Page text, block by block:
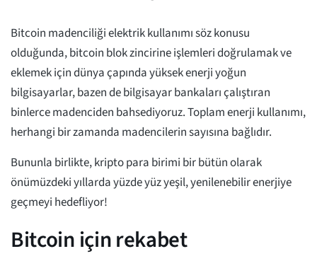
Bitcoin madenciliği elektrik kullanımı söz konusu
olduğunda, bitcoin blok zincirine işlemleri doğrulamak ve
eklemek için dünya çapında yüksek enerji yoğun
bilgisayarlar, bazen de bilgisayar bankaları çalıştıran
binlerce madenciden bahsediyoruz. Toplam enerji kullanımı,
herhangi bir zamanda madencilerin sayısına bağlıdır.
Bununla birlikte, kripto para birimi bir bütün olarak
önümüzdeki yıllarda yüzde yüz yeşil, yenilenebilir enerjiye
geçmeyi hedefliyor!
Bitcoin için rekabet